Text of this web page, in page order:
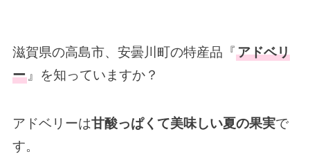
滋賀県の高島市、安曇川町の特産品『アドベリ
ー』を知っていますか？
アドベリーは甘酸っぱくて美味しい夏の果実で
す。